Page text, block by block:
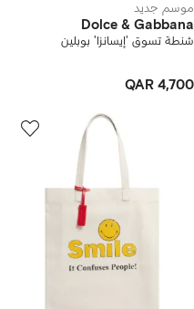
موسم جديد
Dolce & Gabbana
شنطة تسوق 'إيسانزا' بوبلين
QAR 4,700